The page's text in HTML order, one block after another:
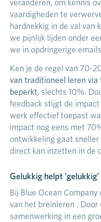
veranderen, om kennis
vaardigheden te
hardnekkig in de val van
we pijnlijk lijden onder
we in opdringerige
Ken je de regel van 70-
van traditioneel leren via
beperkt, slechts 10%.
feedback stijgt de
werk effectief toepast
impact nog eens met
ontwikkeling gaat
direct kan inzetten in de
Gelukkig helpt ‘gelukkig’
Bij Blue Ocean
van het breinleren .
samenwerking in een